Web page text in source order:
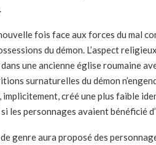
fois face aux forces du mal
du démon. L’aspect
une ancienne église roumaine
surnaturelles du démon
implicitement, créé une plus faible
les personnages avaient bénéficié
de genre aura proposé des